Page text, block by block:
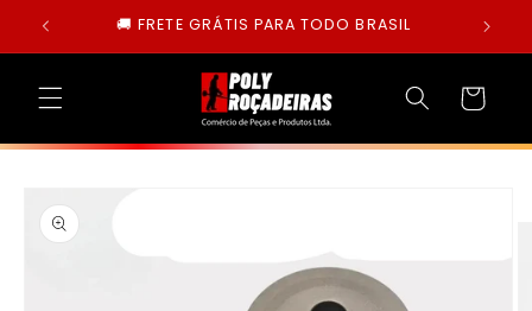
para o
conteúdo
🚚 FRETE GRÁTIS PARA TODO BRASIL
Carrinho
informações
do produto